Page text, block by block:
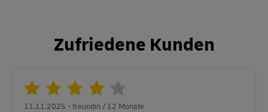
Zufriedene Kunden
11.11.2025 - freundin / 12 Monate